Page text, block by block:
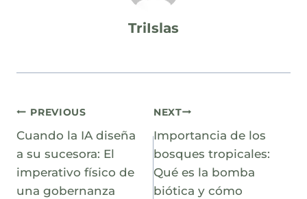
TriIslas
Navegación
de
entradas
PREVIOUS
Cuando la IA diseña
a su sucesora: El
imperativo físico de
una gobernanza
NEXT
Importancia de los
bosques tropicales:
Qué es la bomba
biótica y cómo